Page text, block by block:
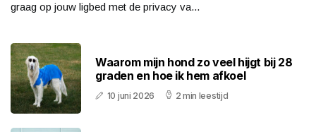
graag op jouw ligbed met de privacy va...
Waarom mijn hond zo veel hijgt bij 28
graden en hoe ik hem afkoel
10 juni 2026 2 min leestijd